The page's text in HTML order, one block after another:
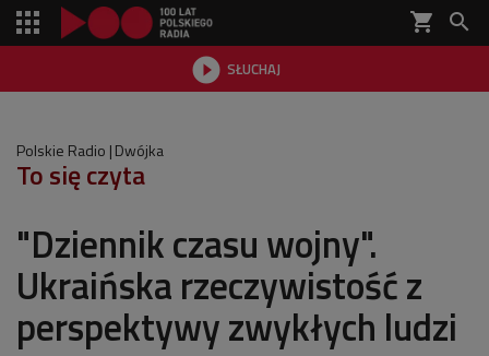
shopping_cart 
 SŁUCHAJ

Polskie Radio Dwójka
To się czyta
"Dziennik czasu wojny".
Ukraińska rzeczywistość z
perspektywy zwykłych ludzi